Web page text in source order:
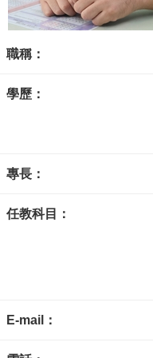
職稱：
學歷：
專長：
任教科目：
E-mail：